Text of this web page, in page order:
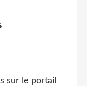
sur le portail